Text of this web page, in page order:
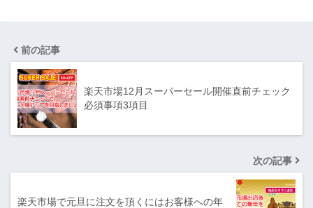
前の記事
楽天市場12月スーパーセール開催直前チェック
必須事項3項目
次の記事
楽天市場で元旦に注文を頂くにはお客様への年